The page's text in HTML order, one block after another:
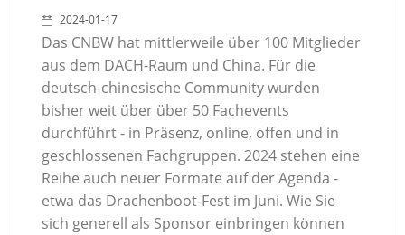
2024-01-17
Das CNBW hat mittlerweile über 100 Mitglieder
aus dem DACH-Raum und China. Für die
deutsch-chinesische Community wurden
bisher weit über über 50 Fachevents
durchführt - in Präsenz, online, offen und in
geschlossenen Fachgruppen. 2024 stehen eine
Reihe auch neuer Formate auf der Agenda -
etwa das Drachenboot-Fest im Juni. Wie Sie
sich generell als Sponsor einbringen können